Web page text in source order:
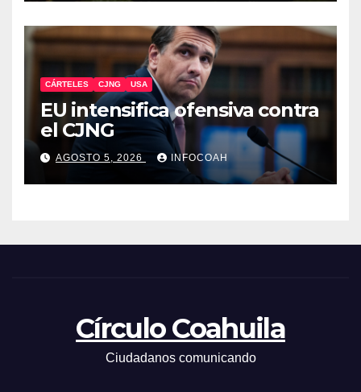
CÁRTELES CJNG USA
EU intensifica ofensiva contra
el CJNG
AGOSTO 5, 2026 INFOCOAH
Círculo Coahuila
Ciudadanos comunicando